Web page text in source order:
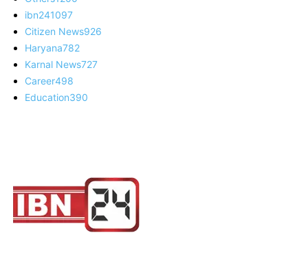
ibn241097
Citizen News926
Haryana782
Karnal News727
Career498
Education390